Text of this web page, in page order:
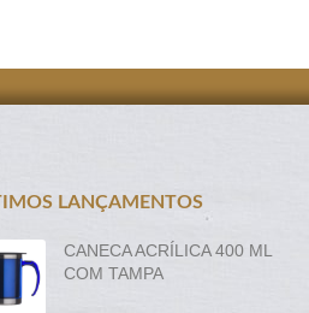
LANÇAMENTOS
CANECA ACRÍLICA 400 ML
COM TAMPA